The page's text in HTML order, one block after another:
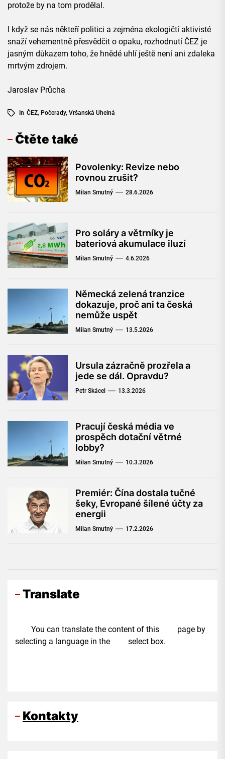
protože by na tom prodělal.
I když se nás někteří politici a zejména ekologičtí aktivisté
snaží vehementně přesvědčit o opaku, rozhodnutí ČEZ je
jasným důkazem toho, že hnědé uhlí ještě není ani zdaleka
mrtvým zdrojem.
Jaroslav Průcha
In ČEZ, Počerady, Vršanská Uhelná
Čtěte také
Povolenky: Revize nebo
rovnou zrušit?
Milan Smutný 28.6.2026
Pro soláry a větrníky je
bateriová akumulace iluzí
Milan Smutný 4.6.2026
Německá zelená tranzice
dokazuje, proč ani ta česká
nemůže uspět
Milan Smutný 13.5.2026
Ursula zázračně prozřela a
jede se dál. Opravdu?
Petr Skácel 13.3.2026
Pracují česká média ve
prospěch dotační větrné
lobby?
Milan Smutný 10.3.2026
Premiér: Čína dostala tučné
šeky, Evropané šílené účty za
energii
Milan Smutný 17.2.2026
Translate
You can translate the content of this page by
selecting a language in the select box.
Kontakty